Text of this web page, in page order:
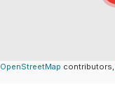
OpenStreetMap contributors,